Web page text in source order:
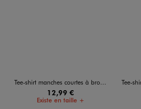
Tee-shirt manches courtes à broderie homme
12,99 €
Existe en taille +
Tee-shirt